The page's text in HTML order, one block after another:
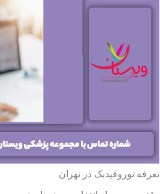
تعرفه نوروفیدبک در تهران